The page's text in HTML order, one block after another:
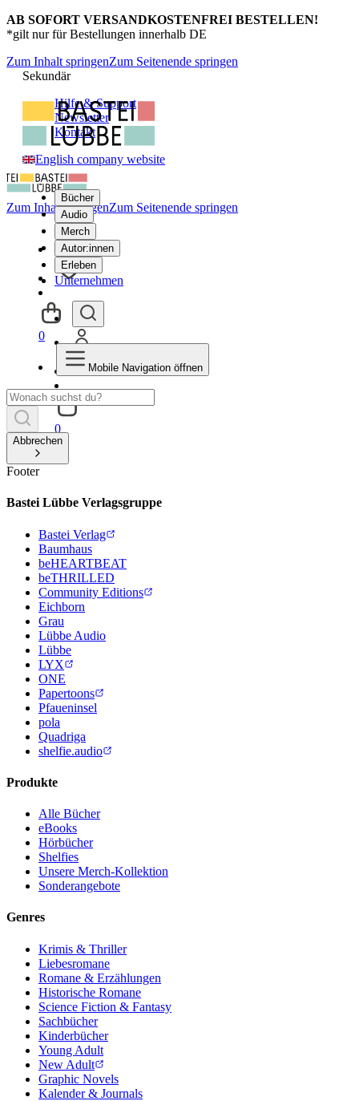
AB SOFORT VERSANDKOSTENFREI BESTELLEN!
*gilt nur für Bestellungen innerhalb DE
Zum Inhalt springenZum Seitenende springen
Sekundär
Hilfe & Support
Newsletter
Kontakt
English company website
Bücher
Audio
Merch
Autor:innen
Erleben
Unternehmen
0
Zum Inhalt springenZum Seitenende springen
0
Mobile Navigation öffnen
Abbrechen
Footer
Bastei Lübbe Verlagsgruppe
Bastei Verlag
Baumhaus
beHEARTBEAT
beTHRILLED
Community Editions
Eichborn
Grau
Lübbe Audio
Lübbe
LYX
ONE
Papertoons
Pfaueninsel
pola
Quadriga
shelfie.audio
Produkte
Alle Bücher
eBooks
Hörbücher
Shelfies
Unsere Merch-Kollektion
Sonderangebote
Genres
Krimis & Thriller
Liebesromane
Romane & Erzählungen
Historische Romane
Science Fiction & Fantasy
Sachbücher
Kinderbücher
Young Adult
New Adult
Graphic Novels
Kalender & Journals